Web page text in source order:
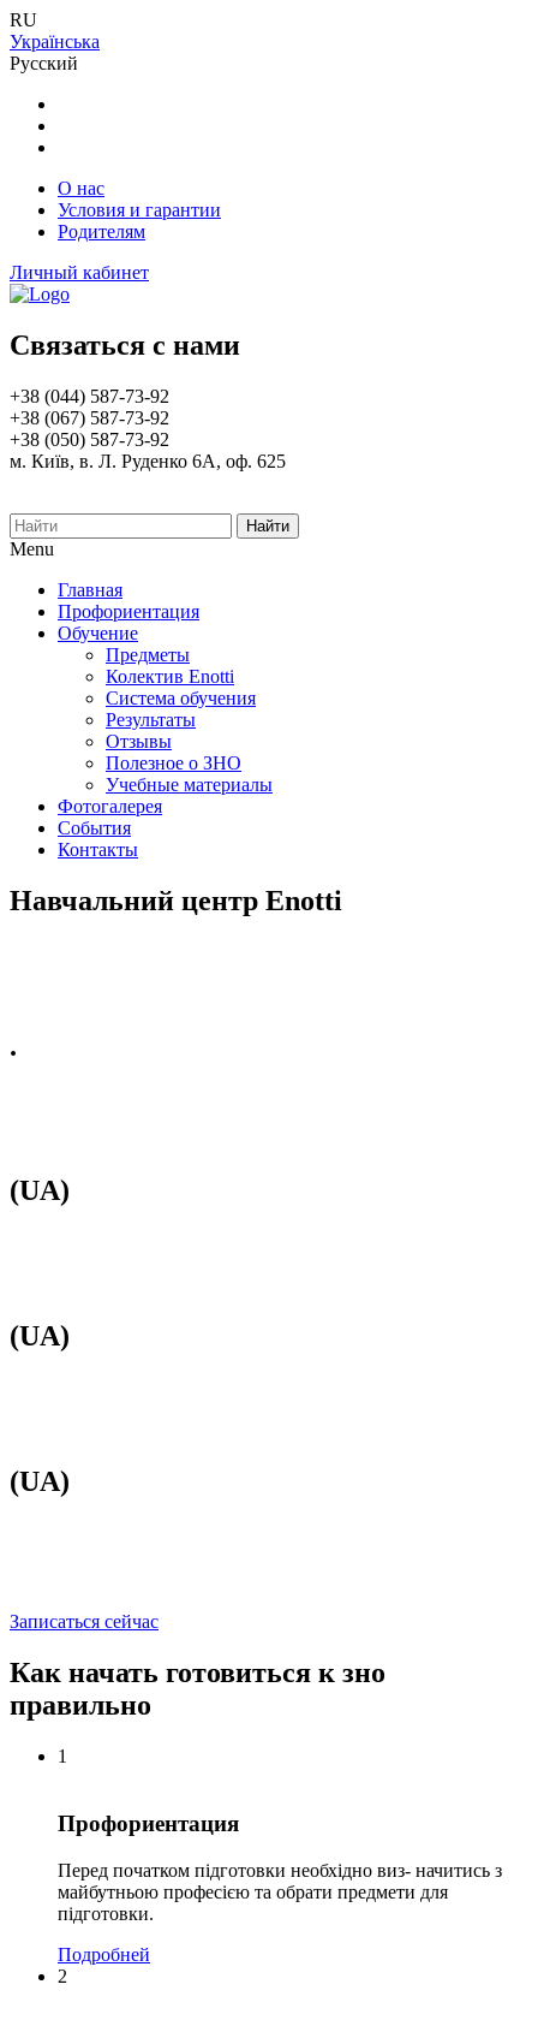
RU
Українська
Русский
О нас
Условия и гарантии
Родителям
Личный кабинет
Связаться с нами
+38 (044) 587-73-92
+38 (067) 587-73-92
+38 (050) 587-73-92
м. Київ, в. Л. Руденко 6А, оф. 625
Найти
Menu
Главная
Профориентация
Обучение
Предметы
Колектив Enotti
Система обучения
Результаты
Отзывы
Полезное о ЗНО
Учебные материалы
Фотогалерея
События
Контакты
Навчальний центр Enotti
.
(UA)
(UA)
(UA)
Записаться сейчас
Как начать готовиться к зно
правильно
1
Профориентация
Перед початком підготовки необхідно виз- начитись з
майбутньою професією та обрати предмети для
підготовки.
Подробней
2